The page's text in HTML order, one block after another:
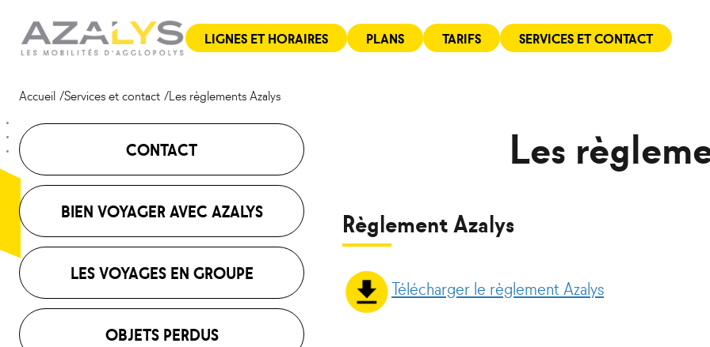
contenu
LIGNES ET HORAIRES PLANS TARIFS SERVICES ET CONTACT
Accueil Services et contact Les règlements Azalys
Les
Règlement Azalys
Télécharger le règlement Azalys
CONTACT
BIEN VOYAGER AVEC AZALYS
LES VOYAGES EN GROUPE
OBJETS PERDUS